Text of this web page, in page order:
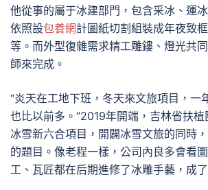
他從事的屬于冰建部門，包含采冰、運
依照設包養網計圖紙切割組裝成年夜致
等。而外型復雜需求精工雕鏤、燈光共
師來完成。
“炎天在工地下班，冬天來文旅項目，一
也比以前多。”2019年開端，吉林省扶
冰雪新六合項目，開闢冰雪文旅的同時
的題目。像老程一樣，公司內良多會看
工、瓦匠都在后期進修了冰雕手藝，成